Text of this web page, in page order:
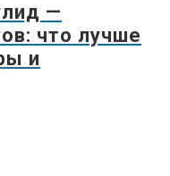
—
что лучше
и